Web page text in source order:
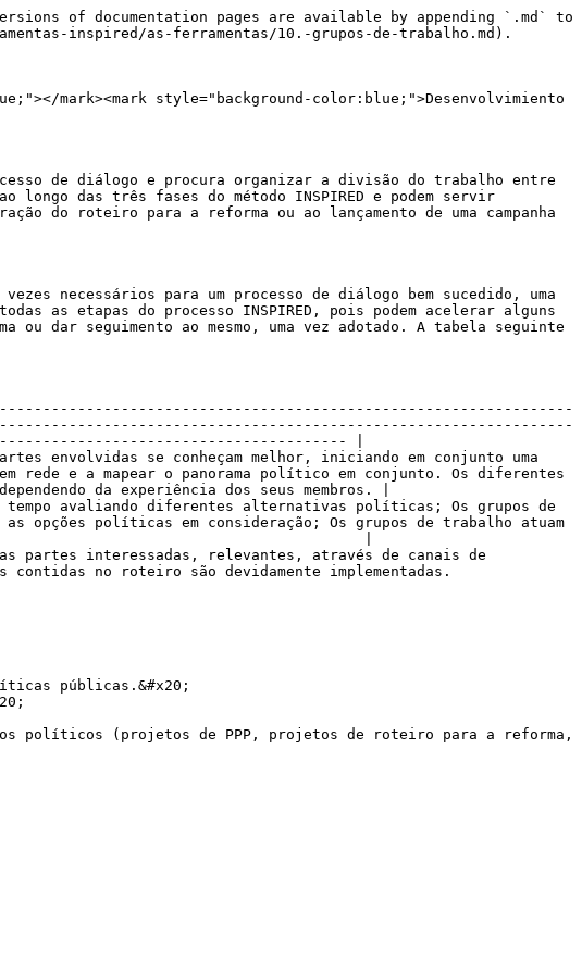
of documentation pages are available by appending `.md` to
inspired/as-ferramentas/10.-grupos-de-trabalho.md).
mark><mark style="background-color:blue;">Desenvolvimiento
de diálogo e procura organizar a divisão do trabalho entre
das três fases do método INSPIRED e podem servir
do roteiro para a reforma ou ao lançamento de uma campanha
necessários para um processo de diálogo bem sucedido, uma
as etapas do processo INSPIRED, pois podem acelerar alguns
dar seguimento ao mesmo, uma vez adotado. A tabela seguinte
|
envolvidas se conheçam melhor, iniciando em conjunto uma
rede e a mapear o panorama político em conjunto. Os diferentes
da experiência dos seus membros. |
avaliando diferentes alternativas políticas; Os grupos de
opções políticas em consideração; Os grupos de trabalho atuam
|
partes interessadas, relevantes, através de canais de
contidas no roteiro são devidamente implementadas.
públicas.&#x20;
políticos (projetos de PPP, projetos de roteiro para a reforma,